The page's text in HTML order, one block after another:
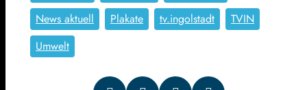
News aktuell
Plakate tv.ingolstadt
TVIN
Umwelt